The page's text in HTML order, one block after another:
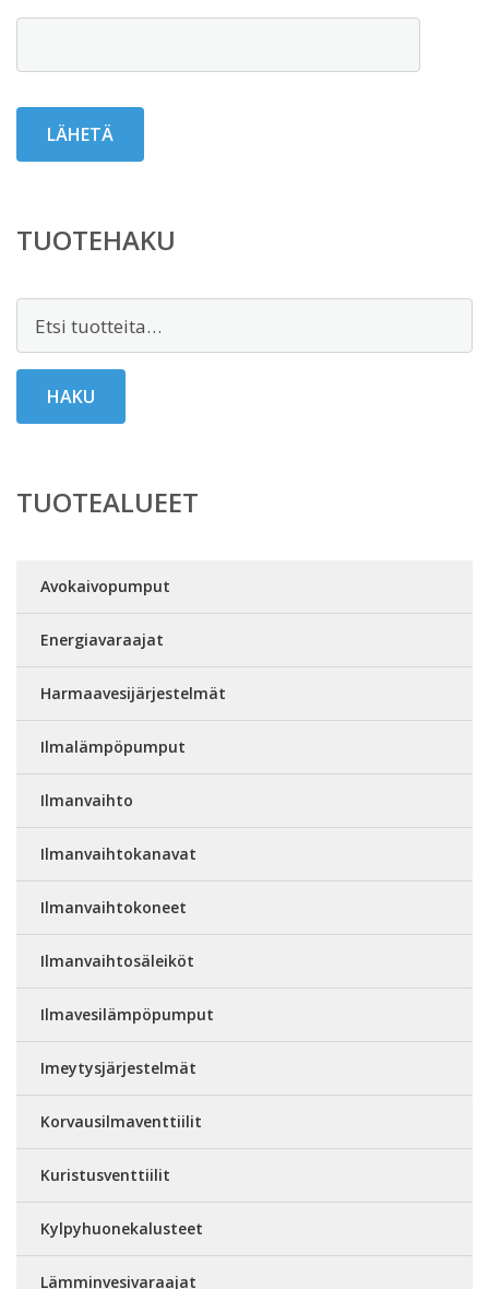
TUOTEHAKU
HAKU
TUOTEALUEET
Avokaivopumput
Energiavaraajat
Harmaavesijärjestelmät
Ilmalämpöpumput
Ilmanvaihto
Ilmanvaihtokanavat
Ilmanvaihtokoneet
Ilmanvaihtosäleiköt
Ilmavesilämpöpumput
Imeytysjärjestelmät
Korvausilmaventtiilit
Kuristusventtiilit
Kylpyhuonekalusteet
Lämminvesivaraajat